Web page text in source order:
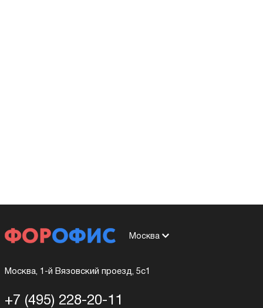
Москва
Москва, 1-й Вязовский проезд, 5с1
+7 (495) 228-20-11